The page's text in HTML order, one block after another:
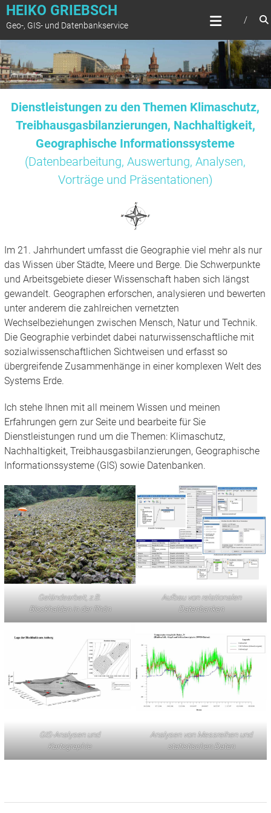
Zum
springen
HEIKO GRIEBSCH
Geo-, GIS- und Datenbankservice
Dienstleistungen zu den Themen Klimaschutz,
Treibhausgasbilanzierungen, Nachhaltigkeit,
Geographische Informationssysteme
(Datenbearbeitung, Auswertung, Analysen,
Vorträge und Präsentationen)
Im 21. Jahrhundert umfasst die Geographie viel mehr als nur
das Wissen über Städte, Meere und Berge. Die Schwerpunkte
und Arbeitsgebiete dieser Wissenschaft haben sich längst
gewandelt. Geographen erforschen, analysieren und bewerten
unter anderem die zahlreichen vernetzten
Wechselbeziehungen zwischen Mensch, Natur und Technik.
Die Geographie verbindet dabei naturwissenschaftliche mit
sozialwissenschaftlichen Sichtweisen und erfasst so
übergreifende Zusammenhänge in einer komplexen Welt des
Systems Erde.
Ich stehe Ihnen mit all meinem Wissen und meinen
Erfahrungen gern zur Seite und bearbeite für Sie
Dienstleistungen rund um die Themen: Klimaschutz,
Nachhaltigkeit, Treibhausgasbilanzierungen, Geographische
Informationssysteme (GIS) sowie Datenbanken.
Geländearbeit, z.B.
Blockhalden in der Rhön
Aufbau von relationalen
Datenbanken
GIS-Analysen und
Kartographie
Analysen von Messreihen und
statistischen Daten